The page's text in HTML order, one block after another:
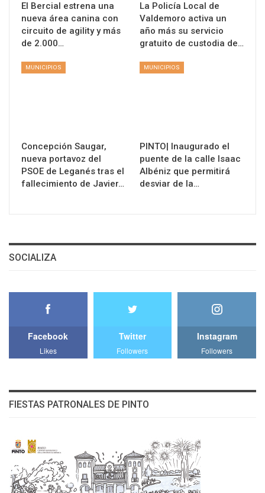
El Bercial estrena una
nueva área canina con
circuito de agility y más
de 2.000…
La Policía Local de
Valdemoro activa un
año más su servicio
gratuito de custodia de…
MUNICIPIOS
Concepción Saugar,
nueva portavoz del
PSOE de Leganés tras el
fallecimiento de Javier…
MUNICIPIOS
PINTO| Inaugurado el
puente de la calle Isaac
Albéniz que permitirá
desviar de la…
SOCIALIZA
Facebook
Likes
Twitter
Followers
Instagram
Followers
FIESTAS PATRONALES DE PINTO